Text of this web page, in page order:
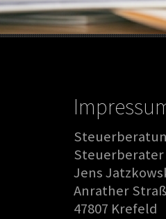
Steuerberater
Jens
Anrather
47807 Krefeld